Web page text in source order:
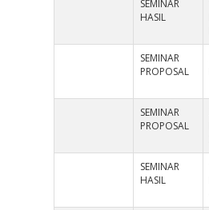
SEMINAR
HASIL
SEMINAR
PROPOSAL
SEMINAR
PROPOSAL
SEMINAR
HASIL